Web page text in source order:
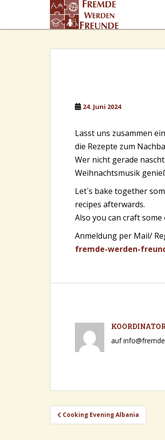
i
24. Juni 2024
Lasst uns zusammen
die Rezepte zum
Wer nicht gerade
Weihnachtsmusik
Let´s bake together
recipes afterwards.
Also you can craft
Anmeldung per Mail/
fremde-werden-
auf
Beitragsnavigation
Cooking Evening Albania